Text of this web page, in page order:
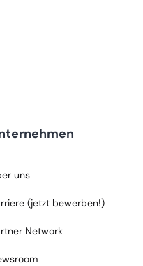
uns
(jetzt bewerben!)
Network